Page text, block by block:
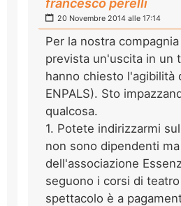
francesco perelli
20 Novembre 2014 alle 17:14
Per la nostra
prevista un'uscita in un
hanno chiesto l'agibilità
ENPALS). Sto
qualcosa.
1. Potete indirizzarmi
non sono dipendenti
dell'associazione
seguono i corsi di
spettacolo è a